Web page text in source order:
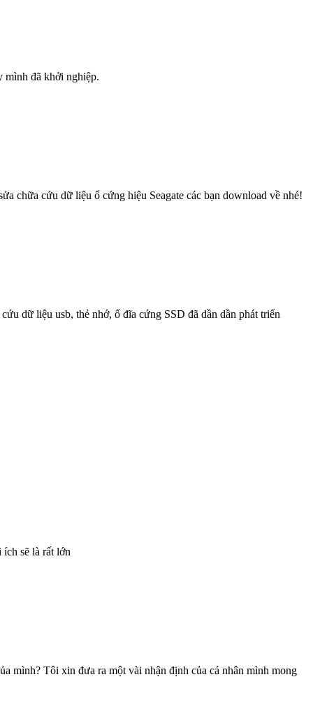
mình đã khởi nghiệp.
chữa cứu dữ liệu ổ cứng hiệu Seagate các bạn download về nhé!
dữ liệu usb, thẻ nhớ, ổ đĩa cứng SSD đã dần dần phát triển
sẽ là rất lớn
mình? Tôi xin đưa ra một vài nhận định của cá nhân mình mong